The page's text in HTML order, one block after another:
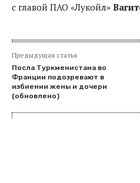
с главой ПАО «Лукойл»
Предыдущая статья
Посла Туркменистана во
Франции подозревают в
избиении жены и дочери
(обновлено)